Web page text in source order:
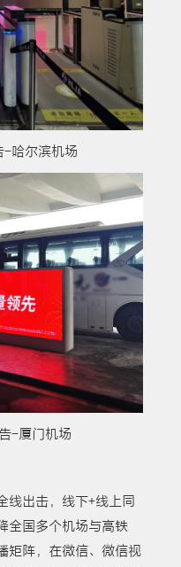
-哈尔滨机场
-厦门机场
线出击，线下+线上同
全国多个机场与高铁
矩阵，在微信、微信视